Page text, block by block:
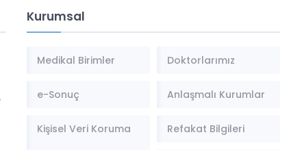
Kurumsal
Medikal Birimler Doktorlarımız
e-Sonuç Anlaşmalı Kurumlar
Kişisel Veri Koruma
Refakat Bilgileri